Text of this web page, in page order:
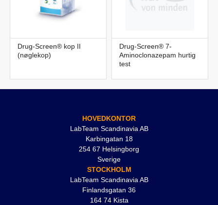
Drug-Screen® kop II
(nøglekop)
Drug-Screen® 7-
Aminoclonazepam hurtig
test
HOVEDKONTOR
LabTeam Scandinavia AB
Karbingatan 18
254 67 Helsingborg
Sverige
STOCKHOLM
LabTeam Scandinavia AB
Finlandsgatan 36
164 74 Kista